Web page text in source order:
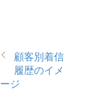
顧客別着信
履歴のイメ
ージ